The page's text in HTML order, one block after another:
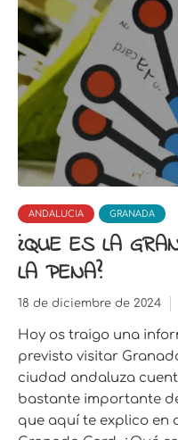
ANDALUCIA GRANADA
¿QUE ES LA
LA PENA?
18 de diciembre de 2024
Hoy os traigo una
previsto visitar
ciudad andaluza
bastante importante
que aquí te explico en